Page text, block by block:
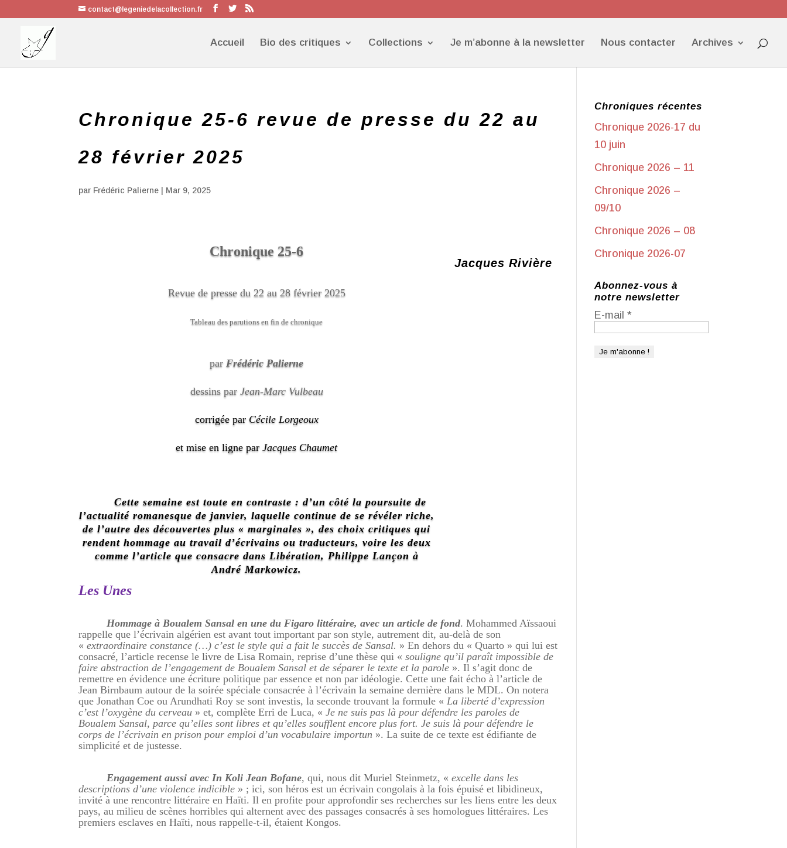
contact@legeniedelacollection.fr
Accueil Bio des critiques Collections Je m’abonne à la newsletter Nous contacter Archives
Chronique 25-6 revue de presse du 22 au
28 février 2025
par Frédéric Palierne Mar 9, 2025
Chronique 25-6
Revue de presse du 22 au 28 février 2025
Tableau des parutions en fin de chronique
parFrédéric Palierne
dessins par Jean-Marc Vulbeau
corrigée par Cécile Lorgeoux
et mise en ligne par Jacques Chaumet
Cette semaine est toute en contraste : d’un côté la poursuite de
l’actualité romanesque de janvier, laquelle continue de se révéler riche,
de l’autre des découvertes plus « marginales », des choix critiques qui
rendent hommage au travail d’écrivains ou traducteurs, voire les deux
comme l’article que consacre dans Libération, Philippe Lançon à
André Markowicz.
Jacques Rivière
Les Unes
Hommage à Boualem Sansal en une du Figaro littéraire, avec un article de fond. Mohammed Aïssaoui
rappelle que l’écrivain algérien est avant tout important par son style, autrement dit, au-delà de son
«extraordinaire constance (…) c’est le style qui a fait le succès de Sansal. » En dehors du « Quarto » qui lui est
consacré, l’article recense le livre de Lisa Romain, reprise d’une thèse qui «souligne qu’il paraît impossible de
faire abstraction de l’engagement de Boualem Sansal et de séparer le texte et la parole ». Il s’agit donc de
remettre en évidence une écriture politique par essence et non par idéologie. Cette une fait écho à l’article de
Jean Birnbaum autour de la soirée spéciale consacrée à l’écrivain la semaine dernière dans le MDL. On notera
que Jonathan Coe ou Arundhati Roy se sont investis, la seconde trouvant la formule «La liberté d’expression
c’est l’oxygène du cerveau » et, complète Erri de Luca, «Je ne suis pas là pour défendre les paroles de
Boualem Sansal, parce qu’elles sont libres et qu’elles soufflent encore plus fort. Je suis là pour défendre le
corps de l’écrivain en prison pour emploi d’un vocabulaire importun ». La suite de ce texte est édifiante de
simplicité et de justesse.
Engagement aussi avec In Koli Jean Bofane, qui, nous dit Muriel Steinmetz, « excelle dans les
descriptions d’une violence indicible » ; ici, son héros est un écrivain congolais à la fois épuisé et libidineux,
invité à une rencontre littéraire en Haïti. Il en profite pour approfondir ses recherches sur les liens entre les deux
pays, au milieu de scènes horribles qui alternent avec des passages consacrés à ses homologues littéraires. Les
premiers esclaves en Haïti, nous rappelle-t-il, étaient Kongos.
Chroniques récentes
Chronique 2026-17 du
10 juin
Chronique 2026 – 11
Chronique 2026 –
09/10
Chronique 2026 – 08
Chronique 2026-07
Abonnez-vous à
notre newsletter
E-mail*